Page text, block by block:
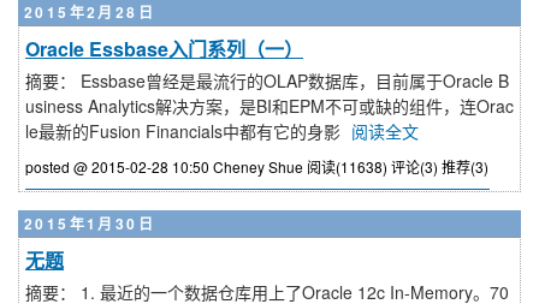
2015年2月28日
Oracle Essbase入门系列（一）
摘要： Essbase曾经是最流行的OLAP数据库，目前属于Oracle B
usiness Analytics解决方案，是BI和EPM不可或缺的组件，连Orac
le最新的Fusion Financials中都有它的身影 阅读全文
posted @ 2015-02-28 10:50 Cheney Shue 阅读(11638) 评论(3) 推荐(3)
2015年1月30日
无题
摘要： 1. 最近的一个数据仓库用上了Oracle 12c In-Memory。70